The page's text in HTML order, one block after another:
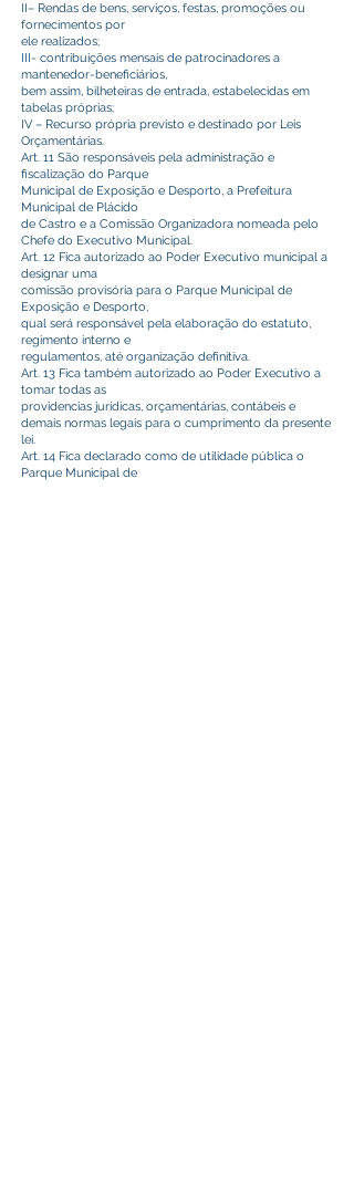
II– Rendas de bens, serviços, festas, promoções ou
fornecimentos por
ele realizados;
III- contribuições mensais de patrocinadores a
mantenedor-beneficiários,
bem assim, bilheteiras de entrada, estabelecidas em
tabelas próprias;
IV – Recurso própria previsto e destinado por Leis
Orçamentárias.
Art. 11 São responsáveis pela administração e
fiscalização do Parque
Municipal de Exposição e Desporto, a Prefeitura
Municipal de Plácido
de Castro e a Comissão Organizadora nomeada pelo
Chefe do Executivo Municipal.
Art. 12 Fica autorizado ao Poder Executivo municipal a
designar uma
comissão provisória para o Parque Municipal de
Exposição e Desporto,
qual será responsável pela elaboração do estatuto,
regimento interno e
regulamentos, até organização definitiva.
Art. 13 Fica também autorizado ao Poder Executivo a
tomar todas as
providencias jurídicas, orçamentárias, contábeis e
demais normas legais para o cumprimento da presente
lei.
Art. 14 Fica declarado como de utilidade pública o
Parque Municipal de